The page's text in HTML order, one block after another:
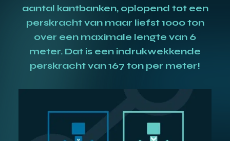
aantal kantbanken, oplopend tot een
perskracht van maar liefst 1000 ton
over een maximale lengte van 6
meter. Dat is een indrukwekkende
perskracht van 167 ton per meter!